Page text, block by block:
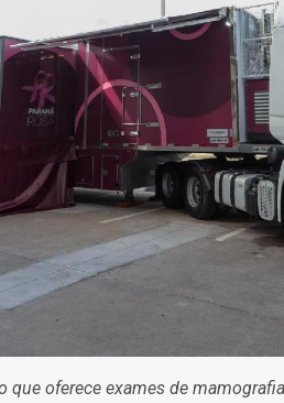
que oferece exames de